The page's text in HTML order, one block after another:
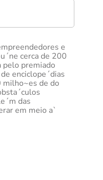
e
cerca de 200
pelo premiado
enciclope´dias
milho~es de do
das
em meio a`